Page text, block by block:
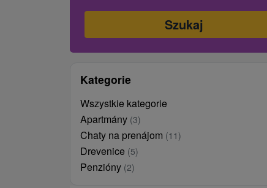
Kategorie
Wszystkie kategorie
Apartmány (3)
Chaty na prenájom (11)
Drevenice (5)
Penzióny (2)